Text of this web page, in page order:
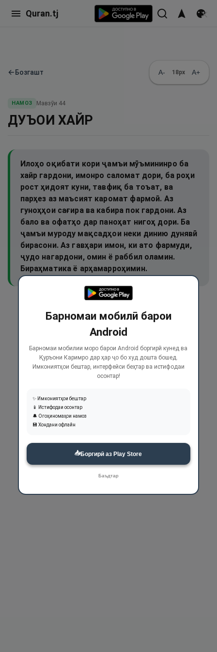
Quran.tj
←Бозгашт A- 18px A+
НАМОЗ Мавзӯи 44
ДУЪОИ ХАЙР
Илоҳо оқибати кори ҷамъи мӯъмининро ба
хайр гардони, имонро саломат дори, ба роҳи
рост ҳидоят куни, тавфиқ ба тоъат, ва
парҳез аз маъсият каромат фармоӣ. Аз
гуноҳҳои сағира ва кабира пок гардони. Аз
бало ва офатҳо дар паноҳат нигоҳ дори. Ба
ҷамъи муроду мақсадҳои неки динию дунявӣ
бирасони. Аз гавҳари имон, ки ато фармуди,
ҷудо нагардони, омин ё раббил оламин.
Бираҳматика ё арҳамарроҳимин.
Барномаи мобилӣ барои
Android
Барномаи мобилии моро барои Android боргирӣ кунед ва
Қуръони Каримро дар ҳар ҷо бо худ дошта бошед.
Имкониятҳои бештар, интерфейси беҳтар ва истифодаи
осонтар!
✨ Имкониятҳои бештар
📱 Истифодаи осонтар
🔔 Огоҳиномаҳои намоз
💾 Хондани офлайн
📥Боргирӣ аз Play Store
Баъдтар